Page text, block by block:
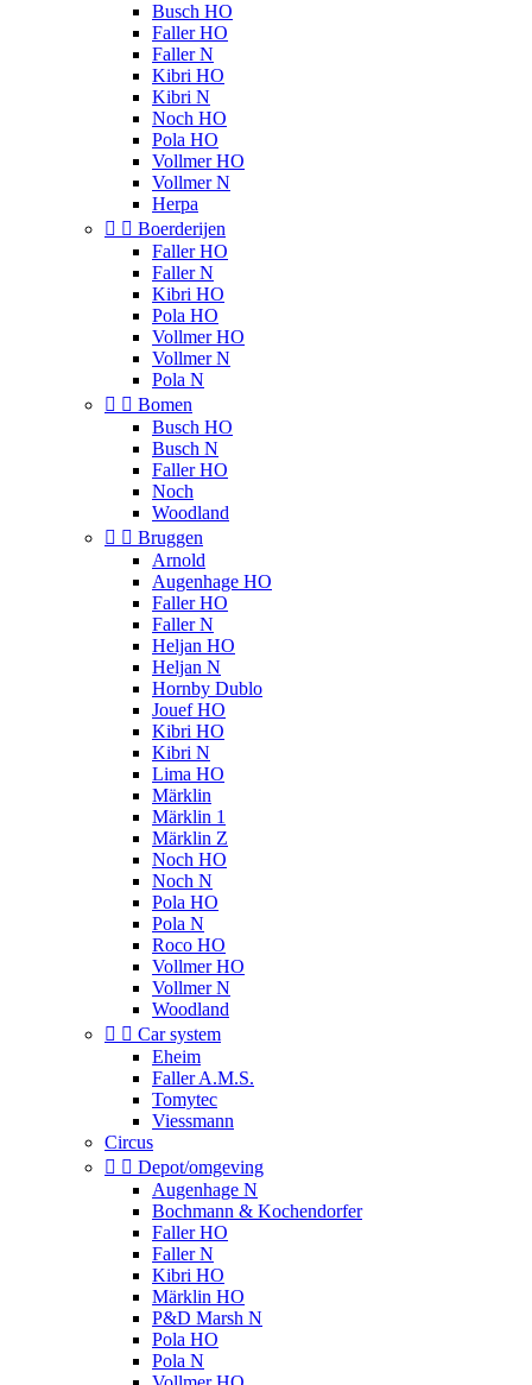
Busch HO
Faller HO
Faller N
Kibri HO
Kibri N
Noch HO
Pola HO
Vollmer HO
Vollmer N
Herpa
  Boerderijen
Faller HO
Faller N
Kibri HO
Pola HO
Vollmer HO
Vollmer N
Pola N
  Bomen
Busch HO
Busch N
Faller HO
Noch
Woodland
  Bruggen
Arnold
Augenhage HO
Faller HO
Faller N
Heljan HO
Heljan N
Hornby Dublo
Jouef HO
Kibri HO
Kibri N
Lima HO
Märklin
Märklin 1
Märklin Z
Noch HO
Noch N
Pola HO
Pola N
Roco HO
Vollmer HO
Vollmer N
Woodland
  Car system
Eheim
Faller A.M.S.
Tomytec
Viessmann
Circus
  Depot/omgeving
Augenhage N
Bochmann & Kochendorfer
Faller HO
Faller N
Kibri HO
Märklin HO
P&D Marsh N
Pola HO
Pola N